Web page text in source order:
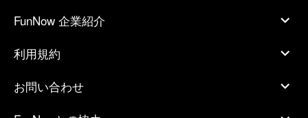
FunNow 企業紹介
利用規約
お問い合わせ